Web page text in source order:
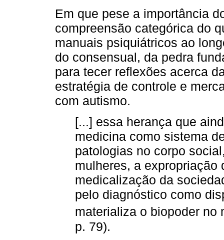
Em que pese a importância
compreensão categórica do
manuais psiquiátricos ao
do consensual, da pedra
para tecer reflexões acerca
estratégia de controle e
com autismo.
[...] essa herança que
medicina como sistema
patologias no corpo
mulheres, a expropriação
medicalização da
pelo diagnóstico como
materializa o biopoder no
p. 79).